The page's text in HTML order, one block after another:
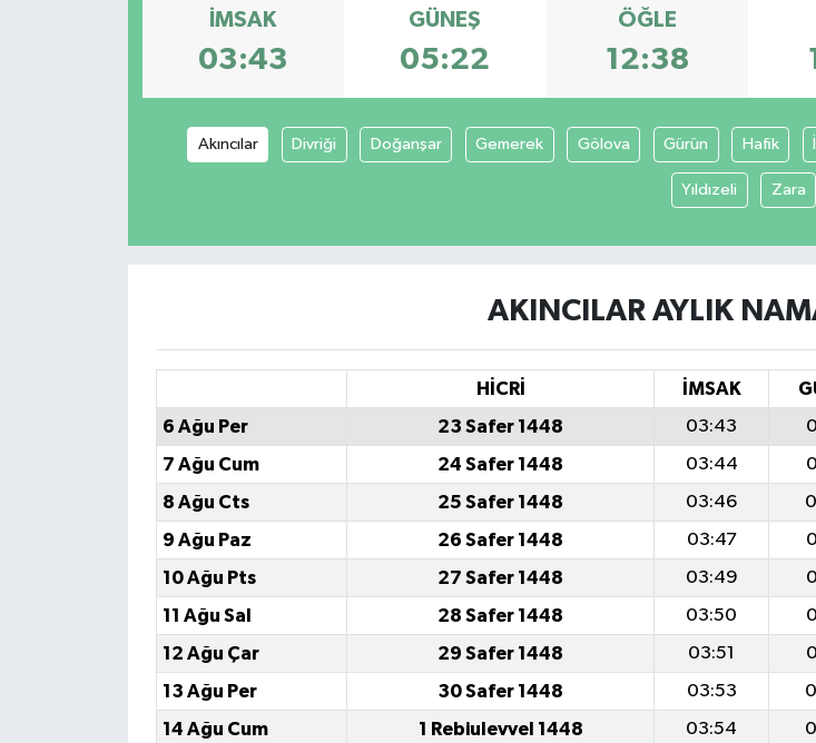
İMSAK
03:43
GÜNEŞ
05:22
ÖĞLE
12:38
Akıncılar Divriği Doğanşar Gemerek Gölova Gürün Hafik
Yıldızeli Zara
AKINCILAR AYLIK
HİCRİ İMSAK
6 Ağu Per
23 Safer 1448 03:43
7 Ağu Cum
24 Safer 1448 03:44
8 Ağu Cts
25 Safer 1448 03:46
9 Ağu Paz
26 Safer 1448 03:47
10 Ağu Pts
27 Safer 1448 03:49
11 Ağu Sal
28 Safer 1448 03:50
12 Ağu Çar
29 Safer 1448 03:51
13 Ağu Per
30 Safer 1448 03:53
14 Ağu Cum
1 Rebiulevvel 1448 03:54